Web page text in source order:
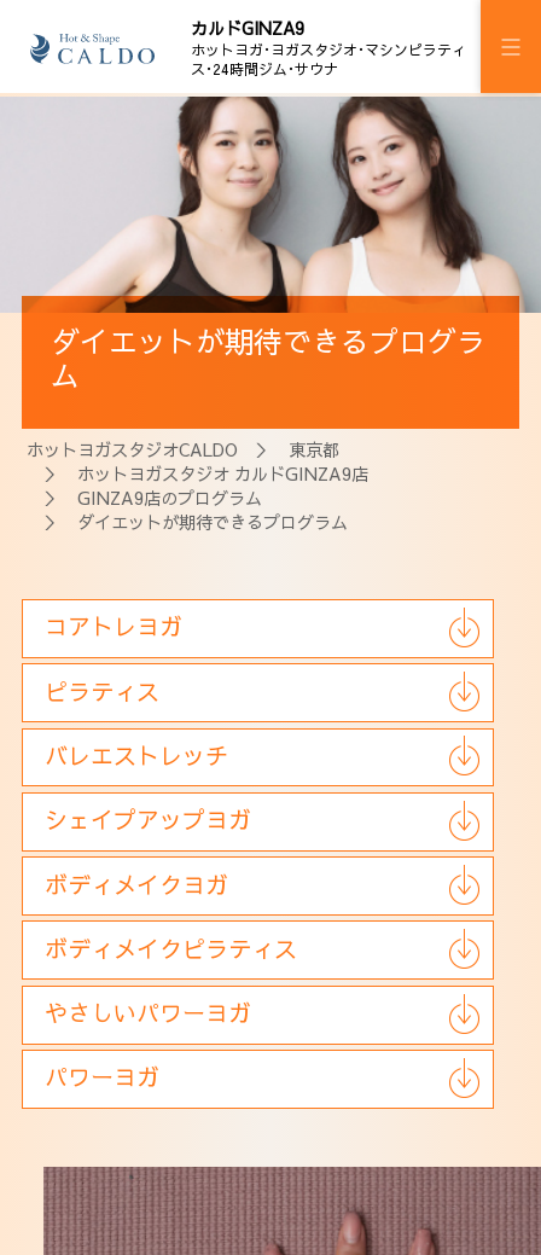
カルドGINZA9
ホットヨガ･ヨガスタジオ･マシンピラティ
ス･24時間ジム･サウナ
スケジュール
マピラginza9
マピラセミ
サウナ
料金
法人会員
アクセス
ダイエットが期待できるプログラ
ム
ホットヨガスタジオCALDO ＞ 東京都
＞ ホットヨガスタジオ カルドGINZA9店
＞GINZA9店のプログラム
＞ ダイエットが期待できるプログラム
コアトレヨガ
ピラティス
バレエストレッチ
シェイプアップヨガ
ボディメイクヨガ
ボディメイクピラティス
やさしいパワーヨガ
パワーヨガ